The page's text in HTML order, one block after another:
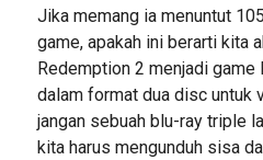
Jika memang ia menuntut
game, apakah ini berarti kita
Redemption 2 menjadi
dalam format dua disc untuk
jangan sebuah blu-ray triple
kita harus mengunduh sisa